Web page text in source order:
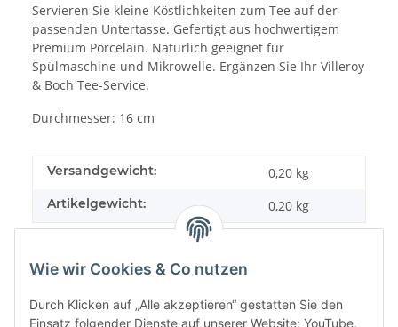
Servieren Sie kleine Köstlichkeiten zum Tee auf der
passenden Untertasse. Gefertigt aus hochwertigem
Premium Porcelain. Natürlich geeignet für
Spülmaschine und Mikrowelle. Ergänzen Sie Ihr Villeroy
& Boch Tee-Service.
Durchmesser: 16 cm
Versandgewicht: 0,20 kg
Artikelgewicht: 0,20 kg
Wie wir Cookies & Co nutzen
Durch Klicken auf „Alle akzeptieren“ gestatten Sie den
Einsatz folgender Dienste auf unserer Website: YouTube,